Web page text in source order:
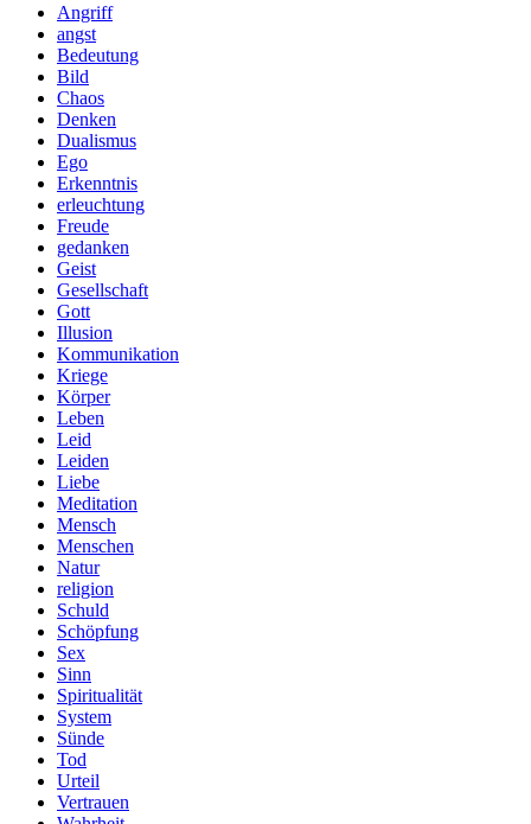
Angriff
angst
Bedeutung
Bild
Chaos
Denken
Dualismus
Ego
Erkenntnis
erleuchtung
Freude
gedanken
Geist
Gesellschaft
Gott
Illusion
Kommunikation
Kriege
Körper
Leben
Leid
Leiden
Liebe
Meditation
Mensch
Menschen
Natur
religion
Schuld
Schöpfung
Sex
Sinn
Spiritualität
System
Sünde
Tod
Urteil
Vertrauen